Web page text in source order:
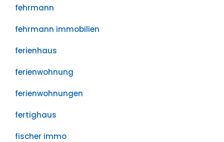
fehrmann
fehrmann immobilien
ferienhaus
ferienwohnung
ferienwohnungen
fertighaus
fischer immo